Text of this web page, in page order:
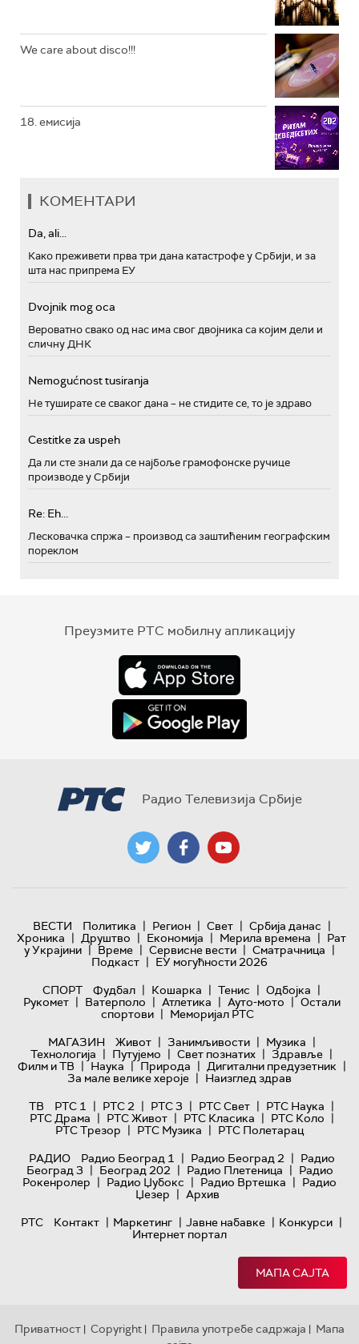
We care about disco!!!
18. емисија
КОМЕНТАРИ
Da, ali...
Како преживети прва три дана катастрофе у Србији, и за
шта нас припрема ЕУ
Dvojnik mog oca
Вероватно свако од нас има свог двојника са којим дели и
сличну ДНК
Nemogućnost tusiranja
Не туширате се сваког дана – не стидите се, то је здраво
Cestitke za uspeh
Да ли сте знали да се најбоље грамофонске ручице
производе у Србији
Re: Eh...
Лесковачка спржа – производ са заштићеним географским
пореклом
Преузмите РТС мобилну апликацију
Радио Телевизија Србије
ВЕСТИ Политика | Регион | Свет | Србија данас |
Хроника | Друштво | Економија | Мерила времена | Рат
у Украјини | Време | Сервисне вести | Сматрачница |
Подкаст | ЕУ могућности 2026
СПОРТ
Фудбал | Кошарка | Тенис | Одбојка |
Рукомет | Ватерполо | Атлетика | Ауто-мото | Остали
спортови | Меморијал РТС
МАГАЗИН
Живот | Занимљивости | Музика |
Технологијa | Путујемо | Свет познатих | Здравље |
Филм и ТВ | Наука | Природа | Дигитални предузетник |
За мале велике хероје | Наизглед здрав
ТВ
РТС 1 | РТС 2 | РТС 3 | РТС Свет | РТС Наука |
РТС Драма | РТС Живот | РТС Класика | РТС Коло |
РТС Трезор | РТС Музика | РТС Полетарац
РАДИО
Радио Београд 1 | Радио Београд 2 | Радио
Београд 3 | Београд 202 | Радио Плетеница | Радио
Рокенролер | Радио Џубокс | Радио Вртешка | Радио
Џезер | Архив
РТС
Контакт | Маркетинг | Јавне набавке | Конкурси |
Интернет портал
МАПА САЈТА
Приватност | Copyright | Правила употребе садржаја | Мапа